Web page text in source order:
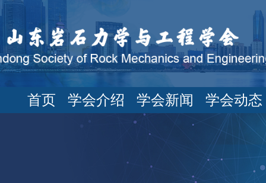
首页 学会介绍 学会新闻 学会动态